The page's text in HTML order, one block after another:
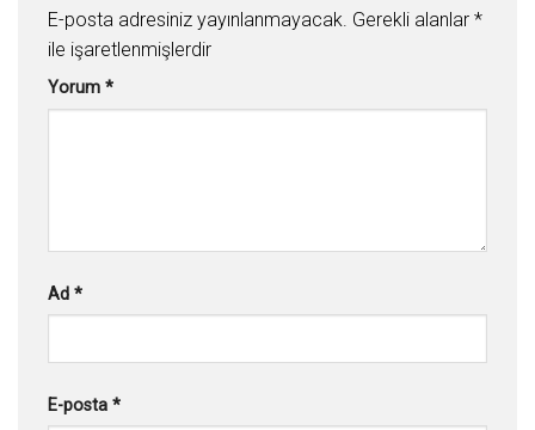
E-posta adresiniz yayınlanmayacak. Gerekli alanlar *
ile işaretlenmişlerdir
Yorum *
Ad *
E-posta *